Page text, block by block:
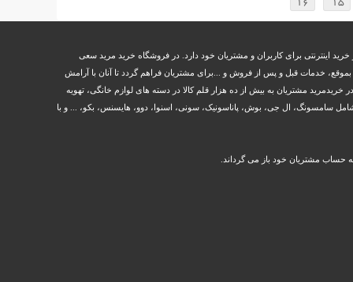
15
16
اینترنتی برای کاربران و مشتریان خود دارد. در فروشگاه خرید مرید سعی
خدمات قبل و پس از فروش و ...برای مشتریان فراهم گردد تا آنان با آرامش
مشتریان به بیش از ده هزار قلم کالا در دسته های لوازم خانگی، تهویه
سامسونگ، ال جی، بوش، پاناسونیک، سونی، اسنوا، دوو، هایسنس، بکو، ... و با